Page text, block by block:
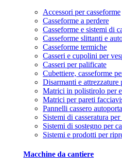
Accessori per casseforme
Casseforme a perdere
Casseforme e sistemi di
Casseforme slittanti e
Casseforme termiche
Casseri e cupolini per
Casseri per palificate
Cubettiere, casseforme
Disarmanti e attrezzature
Matrici in polistirolo per
Matrici per pareti
Pannelli cassero
Sistemi di casseratura
Sistemi di sostegno per
Sistemi e prodotti per
Macchine da cantiere